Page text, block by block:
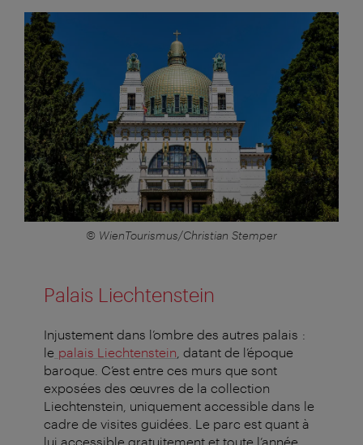
© WienTourismus/Christian Stemper
Palais Liechtenstein
Injustement dans l’ombre des autres palais :
le palais Liechtenstein , datant de l’époque
baroque. C’est entre ces murs que sont
exposées des œuvres de la collection
Liechtenstein, uniquement accessible dans le
cadre de visites guidées. Le parc est quant à
lui accessible gratuitement et toute l’année.